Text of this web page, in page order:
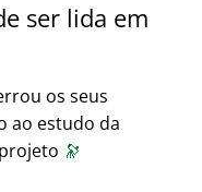
ser lida em
os seus
ao estudo da
🔭